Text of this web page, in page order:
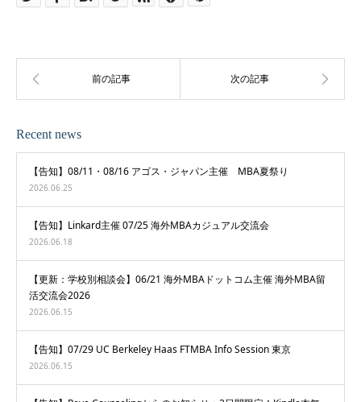
Recent news
【告知】08/11・08/16 アゴス・ジャパン主催 MBA夏祭り
2026.06.25
【告知】Linkard主催 07/25 海外MBAカジュアル交流会
2026.06.18
【更新：学校別相談会】06/21 海外MBAドットコム主催 海外MBA留
活交流会2026
2026.06.15
【告知】07/29 UC Berkeley Haas FTMBA Info Session 東京
2026.06.15